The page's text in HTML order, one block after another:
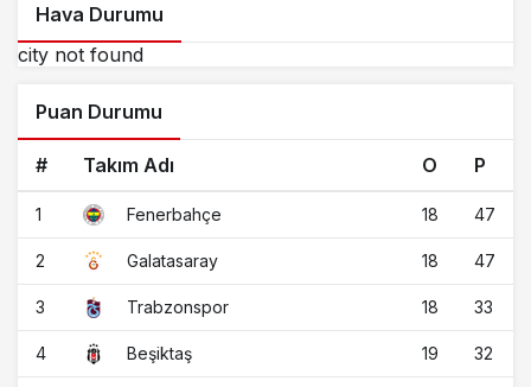
Hava Durumu
city not found
Puan Durumu
# Takım Adı O P
1 Fenerbahçe 18 47
2 Galatasaray 18 47
3 Trabzonspor 18 33
4 Beşiktaş 19 32